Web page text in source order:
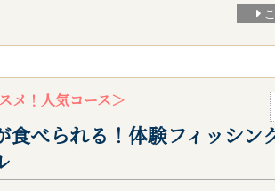
メ！人気コース＞
食べられる！体験フィッシン